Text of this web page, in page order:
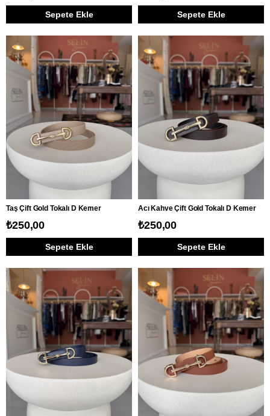
Sepete Ekle Sepete Ekle
Taş Çift Gold Tokalı D Kemer
₺250,00
Sepete Ekle
Acı Kahve Çift Gold Tokalı D Kemer
₺250,00
Sepete Ekle